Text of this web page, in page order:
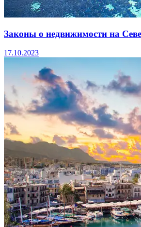
Законы о недвижимости на
17.10.2023